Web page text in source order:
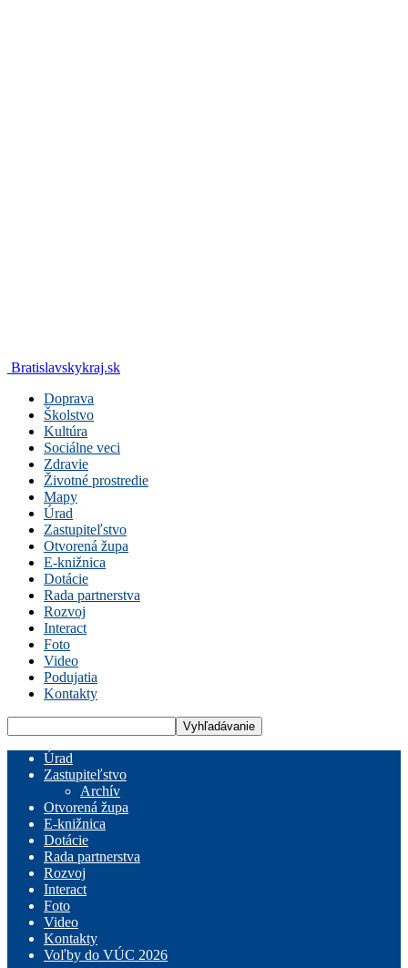
Bratislavskykraj.sk
Doprava
Školstvo
Kultúra
Sociálne veci
Zdravie
Životné prostredie
Mapy
Úrad
Zastupiteľstvo
Otvorená župa
E-knižnica
Dotácie
Rada partnerstva
Rozvoj
Interact
Foto
Video
Podujatia
Kontakty
Úrad
Zastupiteľstvo
Archív
Otvorená župa
E-knižnica
Dotácie
Rada partnerstva
Rozvoj
Interact
Foto
Video
Kontakty
Voľby do VÚC 2026